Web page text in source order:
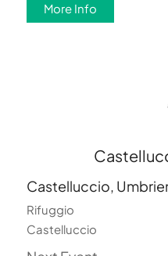
More Info
Castelluccio,
Rifuggio
Castelluccio